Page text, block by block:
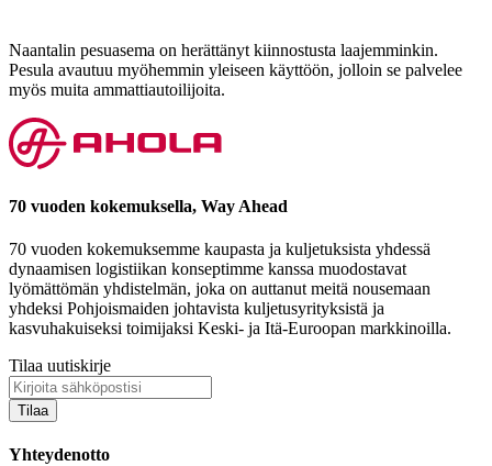
Naantalin pesuasema on herättänyt kiinnostusta laajemminkin.
Pesula avautuu myöhemmin yleiseen käyttöön, jolloin se palvelee
myös muita ammattiautoilijoita.
70 vuoden kokemuksella, Way Ahead
70 vuoden kokemuksemme kaupasta ja kuljetuksista yhdessä
dynaamisen logistiikan konseptimme kanssa muodostavat
lyömättömän yhdistelmän, joka on auttanut meitä nousemaan
yhdeksi Pohjoismaiden johtavista kuljetusyrityksistä ja
kasvuhakuiseksi toimijaksi Keski- ja Itä-Euroopan markkinoilla.
Tilaa uutiskirje
Tilaa
Yhteydenotto